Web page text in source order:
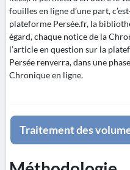
fouilles en ligne d’une part,
plateforme Persée.fr, la
égard, chaque notice de la
l’article en question sur la
Persée renverra, dans une
Chronique en ligne.
Traitement des